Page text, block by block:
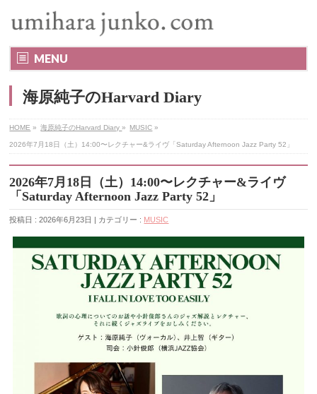
MENU
海原純子のHarvard Diary
HOME » 海原純子のHarvard Diary» MUSIC »
2026年7月18日（土）14:00〜レクチャー&ライヴ「Saturday Afternoon Jazz Party 52」
2026年7月18日（土）14:00〜レクチャー&ライヴ
「Saturday Afternoon Jazz Party 52」
投稿日 : 2026年6月23日 | カテゴリー : MUSIC